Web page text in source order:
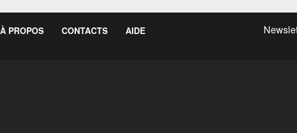
À PROPOS CONTACTS AIDE